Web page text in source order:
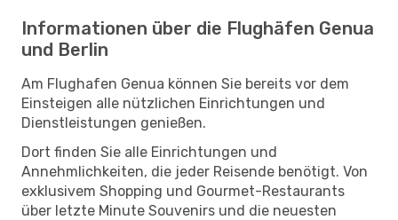
Informationen über die Flughäfen Genua
und Berlin
Am Flughafen Genua können Sie bereits vor dem
Einsteigen alle nützlichen Einrichtungen und
Dienstleistungen genießen.
Dort finden Sie alle Einrichtungen und
Annehmlichkeiten, die jeder Reisende benötigt. Von
exklusivem Shopping und Gourmet-Restaurants
über letzte Minute Souvenirs und die neuesten